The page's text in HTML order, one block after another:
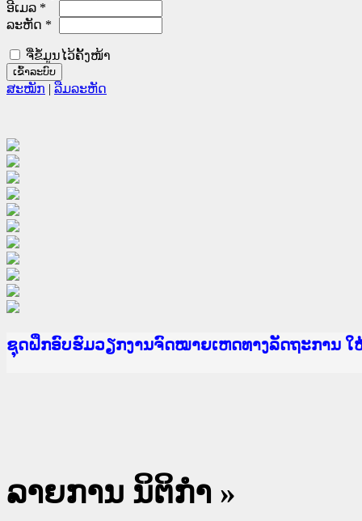
ອີເມລ *
ລະຫັດ *
ຈື່ຂໍ້ມູນໄວ້ຄັ້ງໜ້າ
ສະໝັກ | ລືມລະຫັດ
Ministry of Justice Lao PDR
ເຜີຍແຜ່ວັບໄຊຈົດໝາຍເຫດທາງລັດຖະການ ແລະ ແອັ
ກະຊວງຍຸຕິທຳ
ຊຸດຝຶກອົບຮົມວຽກງານຈົດໝາຍເຫດທາງລັດຖະການ
ກອງປະຊຸມທົບທວນຄືນການຈັດຕັ້ງປະຕິບັດວຽກງານຈົ
ຝຶກອົບຮົມ ຜູ່ປະສານງານວຽກງານຈົດໝາຍເຫດທາງລັ
ຝຶກອົບຮົມ ຜູ່ປະສານງານວຽກງານຈົດໝາຍເຫດທາງລັ
ເຜີຍແຜ່ແອັບກົດໝາຍລາວ ແລະ ເວັບໄຊຈົດໝາຍເຫດ
ເຜີຍແຜ່ແອັບກົດໝາຍລາວ ແລະ ເວັບໄຊຈົດໝາຍເຫດ
ຍົກລະດັບວຽກງານຈົດໝາຍເຫດທາງລັດຖະການໃຫ້ຜູ້
ຊຸດຝຶກອົບຮົມວຽກງານຈົດໝາຍເຫດທາງລັດຖະການ ໃ
ລາຍການ ນິຕິກໍາ »